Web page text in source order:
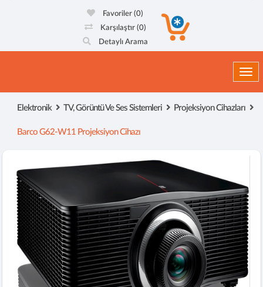
Favoriler(0)
Karşılaştır (0)
Detaylı Arama
Elektronik TV, Görüntü Ve Ses Sistemleri Projeksiyon Cihazları
Barco G62-W11 Projeksiyon Cihazı